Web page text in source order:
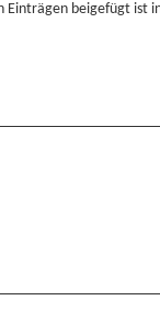
Einträgen beigefügt ist